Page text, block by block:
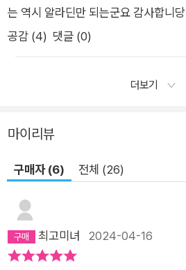
는 역시 알라딘만 되는군요 감사합니당
공감 (4) 댓글 (0)
더보기
마이리뷰
구매자 (6) 전체 (26)
최고미녀 2024-04-16